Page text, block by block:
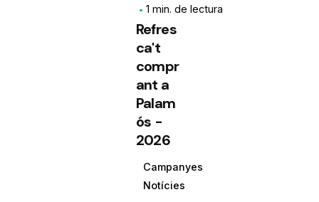
1 min. de lectura
Refres
ca't
compr
ant a
Palam
ós -
2026
Campanyes
Notícies